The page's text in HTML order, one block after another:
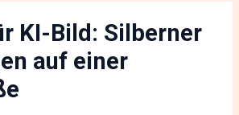
KI-Bild: Silberner
auf einer